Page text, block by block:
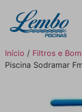
Início / Filtros e
Piscina Sodramar